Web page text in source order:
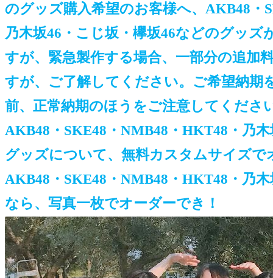
のグッズ購入希望のお客様へ、AKB48・
乃木坂46・こじ坂・欅坂46などのグッ
すが、緊急製作する場合、一部分の追加
すが、ご了解してください。ご希望納期
前、正常納期のほうをご注意してくださ
AKB48・SKE48・NMB48・HKT48・乃
グッズについて、無料カスタムサイズで
AKB48・SKE48・NMB48・HKT48・乃
なら、写真一枚でオーダーでき！